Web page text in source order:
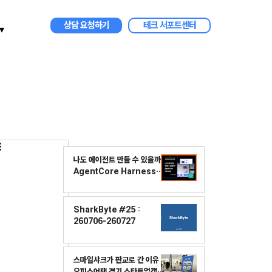
상담 요청하기 테크 서포트센터
나도 에이전트 만들 수 있을까?
AgentCore Harness
SharkByte #25 :
260706-260727
스마일샤크가 판교로 간 이유 |